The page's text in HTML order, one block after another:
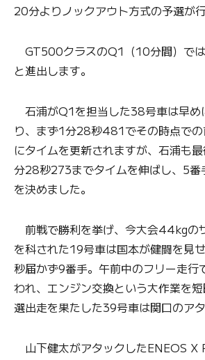
20分よりノックアウト方式の予選が行
GT500クラスのQ1（10分間）で
と進出します。
石浦がQ1を担当した38号車は早め
り、まず1分28秒481でその時点で
にタイムを更新されますが、石浦も
分28秒273までタイムを伸ばし、5番
を決めました。
前戦で勝利を挙げ、今大会44kgの
を科された19号車は国本が健闘を見
秒届かず9番手。午前中のフリー走行
われ、エンジン交換という大作業を
選出走を果たした39号車は関口のア
山下健太がアタックしたENEOS X